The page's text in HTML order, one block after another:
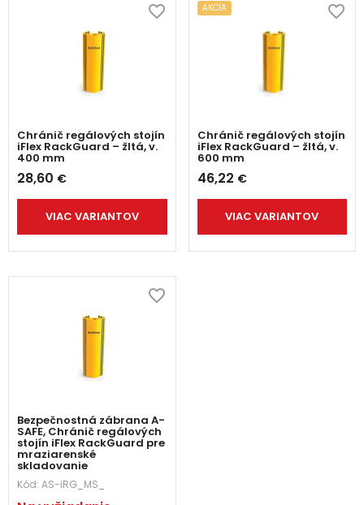
Chránič regálových stojín
iFlex RackGuard – žltá, v.
400 mm
28,60 €
VIAC VARIANTOV
AKCIA
Chránič regálových stojín
iFlex RackGuard – žltá, v.
600 mm
46,22 €
VIAC VARIANTOV
Bezpečnostná zábrana A-
SAFE, Chránič regálových
stojín iFlex RackGuard pre
mraziarenské
skladovanie
Kód: AS-iRG_MS_